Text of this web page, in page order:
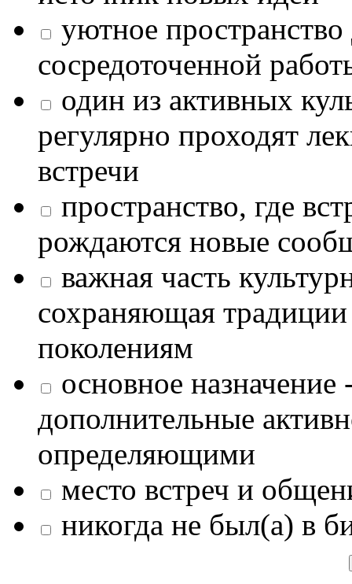
уютное
сосредоточенной
один из активных
регулярно проходят
встречи
пространство, где
рождаются новые
важная часть
сохраняющая
поколениям
основное назначение
дополнительные
определяющими
место встреч и
никогда не был(а) в